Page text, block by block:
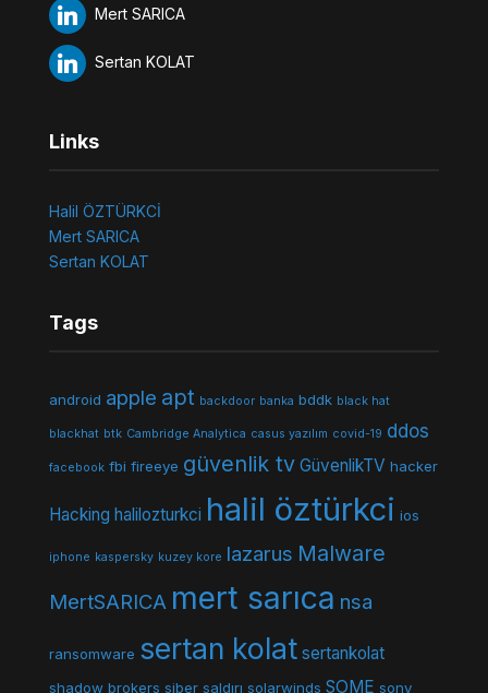
Mert SARICA
Sertan KOLAT
Links
Halil ÖZTÜRKCİ
Mert SARICA
Sertan KOLAT
Tags
android apple apt backdoor banka bddk black hat
blackhat btk Cambridge Analytica casus yazılım covid-19 ddos
facebook fbi fireeye güvenlik tv GüvenlikTV hacker
Hacking halilozturkci halil öztürkci ios
iphone kaspersky kuzey kore lazarus Malware
MertSARICA mert sarıca nsa
ransomware sertan kolat sertankolat
shadow brokers siber saldırı solarwinds SOME sony